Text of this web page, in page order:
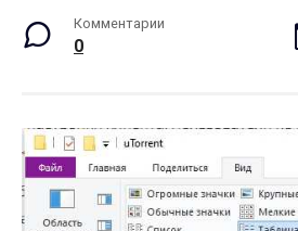
Комментарии
0